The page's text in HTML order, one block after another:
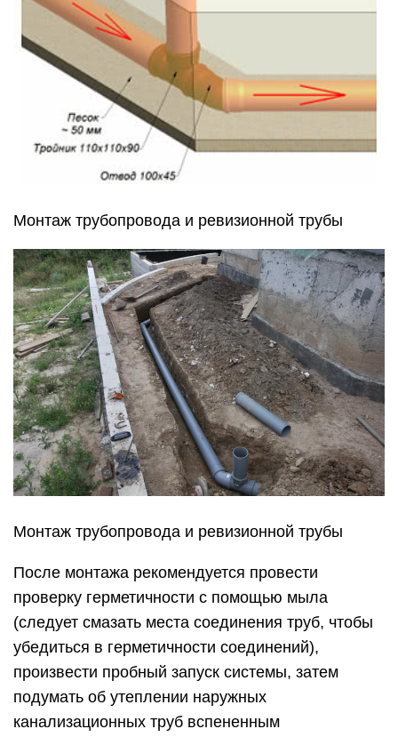
Монтаж трубопровода и ревизионной трубы
Монтаж трубопровода и ревизионной трубы
После монтажа рекомендуется провести
проверку герметичности с помощью мыла
(следует смазать места соединения труб, чтобы
убедиться в герметичности соединений),
произвести пробный запуск системы, затем
подумать об утеплении наружных
канализационных труб вспененным